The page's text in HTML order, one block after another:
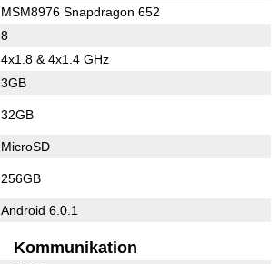
MSM8976 Snapdragon 652
8
4x1.8 & 4x1.4 GHz
3GB
32GB
MicroSD
256GB
Android 6.0.1
Kommunikation